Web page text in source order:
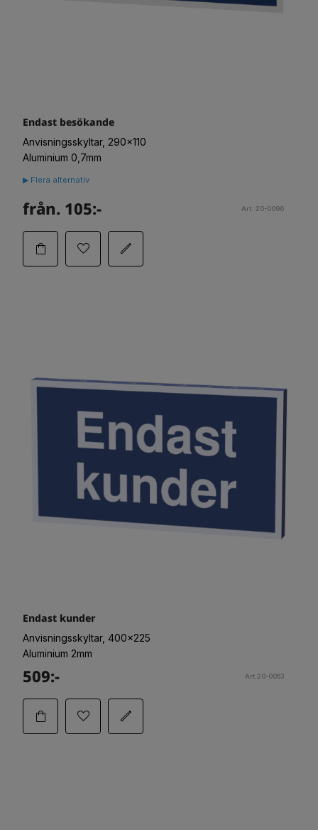
Endast besökande
Anvisningsskyltar, 290x110
Aluminium 0,7mm
▶ Flera alternativ
från. 105:- Art. 20-0096
Endast kunder
Anvisningsskyltar, 400x225
Aluminium 2mm
509:- Art.20-0053